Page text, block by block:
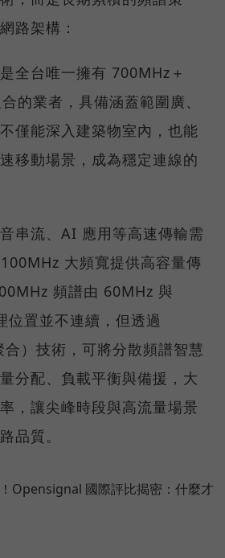
路架構：
全台唯一擁有 700MHz＋
的業者，具備涵蓋範圍廣、
僅能深入建築物室內，也能
移動場景，成為穩定連線的
串流、AI 應用等高速傳輸需
大頻寬提供高容量傳
頻譜由 60MHz 與
位置並不連續，但透過
合）技術，可將分散頻譜智慧
分配、負載平衡與備援，大
，讓尖峰時段與高流量場景
品質。